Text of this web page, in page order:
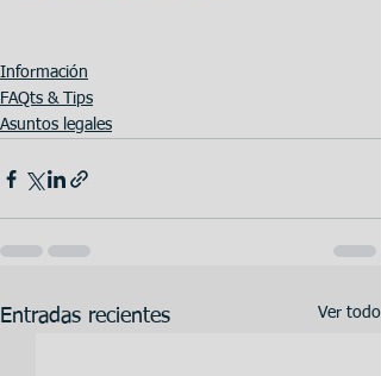
Información
FAQts & Tips
Asuntos legales
Entradas recientes Ver todo